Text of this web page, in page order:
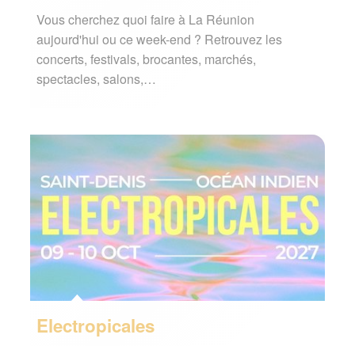
Vous cherchez quoi faire à La Réunion
aujourd'hui ou ce week-end ? Retrouvez les
concerts, festivals, brocantes, marchés,
spectacles, salons,…
Electropicales